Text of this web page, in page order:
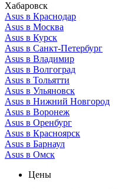
Хабаровск
Asus в Краснодар
Asus в Москва
Asus в Курск
Asus в Санкт-Петербург
Asus в Владимир
Asus в Волгоград
Asus в Тольятти
Asus в Ульяновск
Asus в Нижний Новгород
Asus в Воронеж
Asus в Оренбург
Asus в Красноярск
Asus в Барнаул
Asus в Омск
Цены